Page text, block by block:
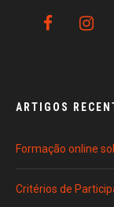
ARTIGOS
Formação online
Critérios de